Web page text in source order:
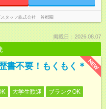
スタッフ株式会社 首都圏
掲載日：2026.08.07
NEW
書不要！もくもく＊
大学生歓迎
ブランクOK